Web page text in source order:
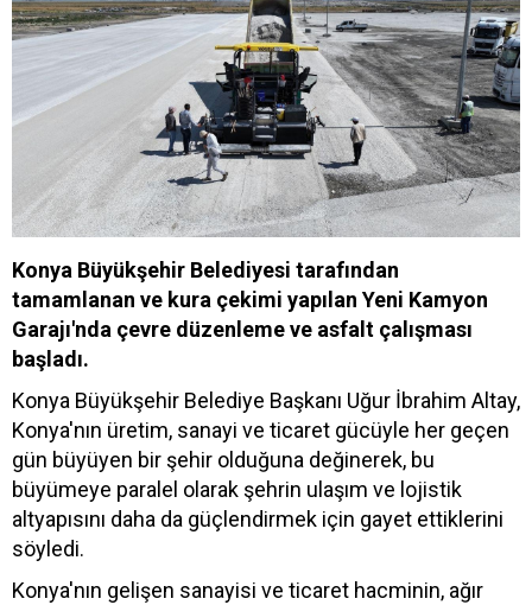
Konya Büyükşehir Belediyesi tarafından
tamamlanan ve kura çekimi yapılan Yeni Kamyon
Garajı'nda çevre düzenleme ve asfalt çalışması
başladı.
Konya Büyükşehir Belediye Başkanı Uğur İbrahim Altay,
Konya'nın üretim, sanayi ve ticaret gücüyle her geçen
gün büyüyen bir şehir olduğuna değinerek, bu
büyümeye paralel olarak şehrin ulaşım ve lojistik
altyapısını daha da güçlendirmek için gayet ettiklerini
söyledi.
Konya'nın gelişen sanayisi ve ticaret hacminin, ağır